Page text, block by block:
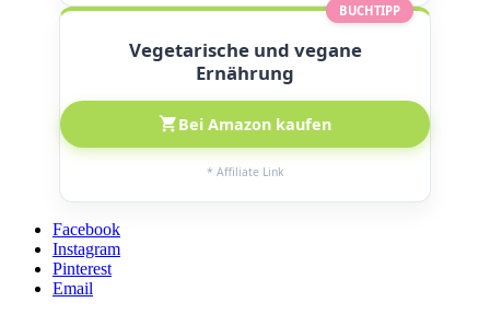
BUCHTIPP
Vegetarische und vegane
Ernährung
Bei Amazon kaufen
* Affiliate Link
Facebook
Instagram
Pinterest
Email